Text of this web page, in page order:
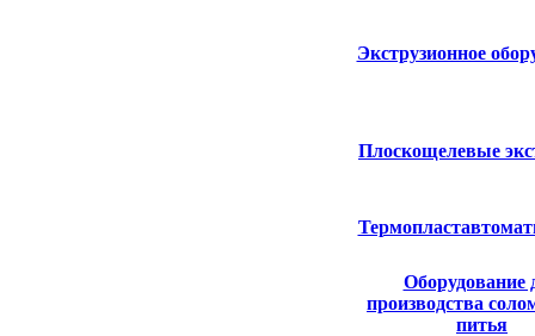
Экструзионное
Плоскощелевые
Оборудование
производства
питья